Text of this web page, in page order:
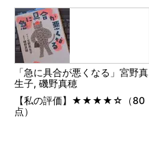
「急に具合が悪くなる」宮野真
生子, 磯野真穂
【私の評価】★★★★☆（80
点）